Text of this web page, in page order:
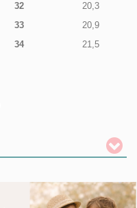
32
20,3
33
20,9
34
21,5